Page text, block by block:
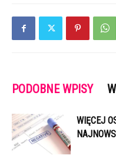
PODOBNE WPISY
WIĘCEJ